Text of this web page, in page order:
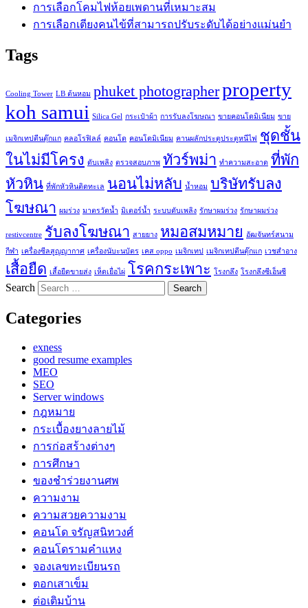
การเลือกโคมไฟห้อยเพดานที่เหมาะสม
การเลือกเตียงคนไข้ที่สามารถปรับระดับได้อย่างแม่นยำ
Tags
Cooling Tower LB ต้นหอม phuket photographerproperty
koh samui Silica Gel กระเป๋าผ้า การรับลงโฆษณา ขายคอนโดมิเนียม ขาย
เมจิกเทปตีนตุ๊กแก คลอโรฟิลล์ คอนโด คอนโดมิเนียม คานผลักประตูประตูหนีไฟ
ชุดชั้น
ในไม่มีโครง ดับเพลิง ตรวจสอบภาพ ทัวร์พม่า ทำความสะอาด ที่พัก
หัวหิน ที่พักหัวหินติดทะเล นอนไม่หลับ น้ำหอม บริษัทรับลง
โฆษณา ผมร่วง มาตรวัดน้ำ มิเตอร์น้ำ ระบบดับเพลิง รักษาผมร่วง รักษาผมร่วง
restivcentre รับลงโฆษณา สายยาง หมอสมหมาย อัฒจันทร์สนาม
กีฬา เครื่องซีลสูญญากาศ เครื่องนับะนบัตร เคส oppo เมจิกเทป เมจิกเทปตีนตุ๊กแก เวชสำอาง
เสื้อยืด เสื้อยืดขายส่ง เห็ดเยื่อไผ่ โรคกระเพาะ โรงกลึง โรงกลึงซีเอ็นซี
Search
Categories
exness
good resume examples
MEO
SEO
Server windows
กฎหมาย
กระเบื้องยางลายไม้
การก่อสร้างต่างๆ
การศึกษา
ของชำร่วยงานศพ
ความงาม
ความสวยความงาม
คอนโด จรัญสนิทวงศ์
คอนโดรามคำแหง
จองเลขทะเบียนรถ
ตอกเสาเข็ม
ต่อเติมบ้าน